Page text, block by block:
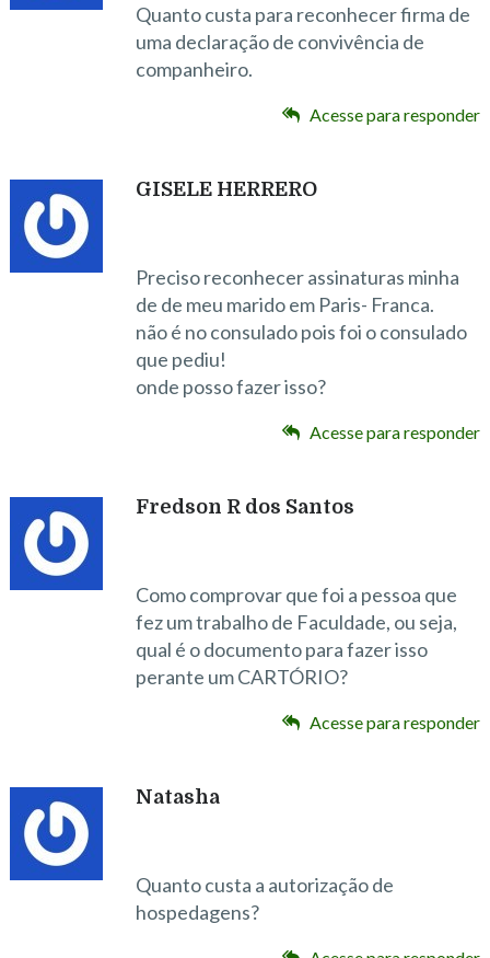
Quanto custa para reconhecer firma de
uma declaração de convivência de
companheiro.
Acesse para responder
GISELE HERRERO
Preciso reconhecer assinaturas minha
de de meu marido em Paris- Franca.
não é no consulado pois foi o consulado
que pediu!
onde posso fazer isso?
Acesse para responder
Fredson R dos Santos
Como comprovar que foi a pessoa que
fez um trabalho de Faculdade, ou seja,
qual é o documento para fazer isso
perante um CARTÓRIO?
Acesse para responder
Natasha
Quanto custa a autorização de
hospedagens?